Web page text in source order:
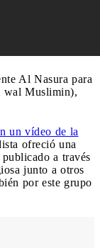
Al Nasura para
wal Muslimin),
un vídeo de la
ofreció una
a través
junto a otros
por este grupo